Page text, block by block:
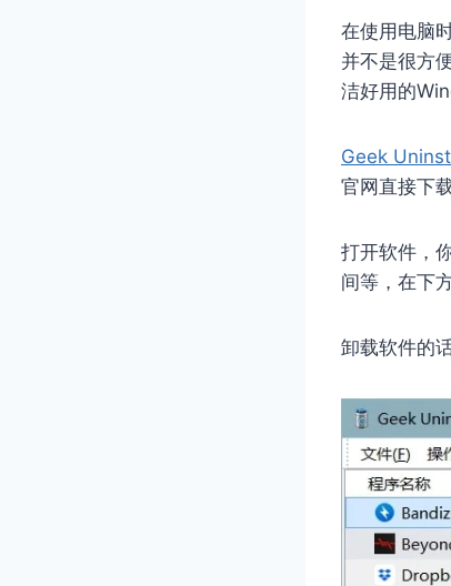
在使用电脑
并不是很方
洁好用的
Geek
官网直接下
打开软件，
间等，在下
卸载软件的